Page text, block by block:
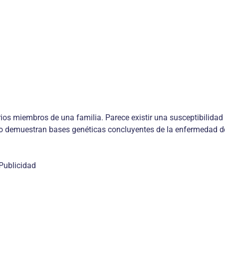
miembros de una familia. Parece existir una
bases genéticas concluyentes de la enfermedad